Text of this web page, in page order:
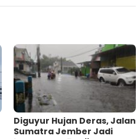
Diguyur Hujan Deras, Jalan
Sumatra Jember Jadi